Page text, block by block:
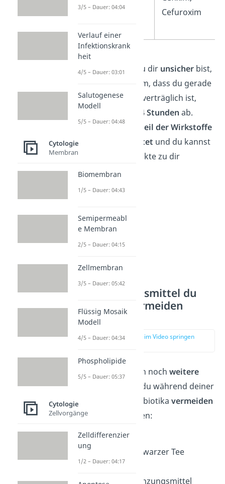
Cefuroxim
Übrigens:Wenn du dir unsicher bist,
ob das Antibiotikum, dass du gerade
nimmst, mit Milch verträglich ist,
warteeinfach für 4 Stunden ab.
Dann ist derGroßteil der Wirkstoffe
schon
ausgeschüttet und du kannst
wieder Milchprodukte zu dir
nehmen.
Welche Lebensmittel du
außerdem vermeiden
solltest
zur Stelle im Video springen
Es gibt neben Milch nochweitere
, die du während deiner
Einnahme von Antibiotikavermeiden
solltest. Dazu zählen:
Fruchtsaft
Kaffee und schwarzer Tee
Alkohol
Nahrungsergänzungsmittel
3/5 – Dauer: 04:04
Verlauf einer
Infektionskrank
heit
4/5 – Dauer: 03:01
Salutogenese
Modell
5/5 – Dauer: 04:48
Cytologie
Membran
Biomembran
1/5 – Dauer: 04:43
Semipermeabl
e Membran
2/5 – Dauer: 04:15
Zellmembran
3/5 – Dauer: 05:42
Flüssig Mosaik
Modell
4/5 – Dauer: 04:34
Phospholipide
5/5 – Dauer: 05:37
Cytologie
Zellvorgänge
Zelldifferenzier
ung
1/2 – Dauer: 04:17